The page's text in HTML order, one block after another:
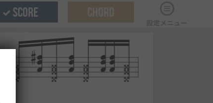
SCORE CHORD